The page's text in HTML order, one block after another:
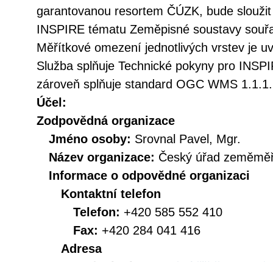
garantovanou resortem ČÚZK, bude
INSPIRE tématu Zeměpisné soustavy
Měřítkové omezení jednotlivých vrstev je
Služba splňuje Technické pokyny pro
zároveň splňuje standard OGC WMS
Účel:
Zodpovědná organizace
Jméno osoby: Srovnal Pavel, Mgr.
Název organizace: Český úřad
Informace o odpovědné organizaci
Kontaktní telefon
Telefon: +420 585 552 410
Fax: +420 284 041 416
Adresa